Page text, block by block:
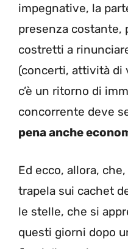
impegnative, la
presenza costante,
costretti a
(concerti, attività di
c’è un ritorno di
concorrente deve
pena anche
Ed ecco, allora,
trapela sui cachet
le stelle, che si
questi giorni dopo